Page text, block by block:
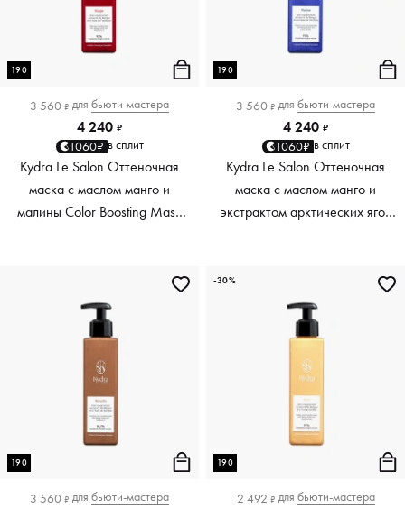
190
3 560 ₽ для бьюти-мастера
4 240 ₽
1060₽ в сплит
Kydra Le Salon Оттеночная
маска с маслом манго и
малины Color Boosting Mask
190
3 560 ₽ для бьюти-мастера
4 240 ₽
1060₽ в сплит
Kydra Le Salon Оттеночная
маска с маслом манго и
экстрактом арктических ягод
190
3 560 ₽ для бьюти-мастера
190
2 492 ₽ для бьюти-мастера
-30%